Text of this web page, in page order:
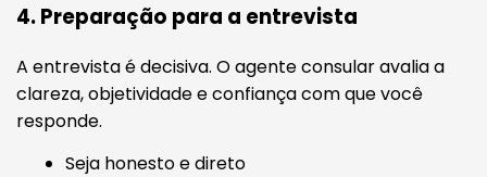
4. Preparação para a entrevista
A entrevista é decisiva. O agente consular avalia a
clareza, objetividade e confiança com que você
responde.
Seja honesto e direto